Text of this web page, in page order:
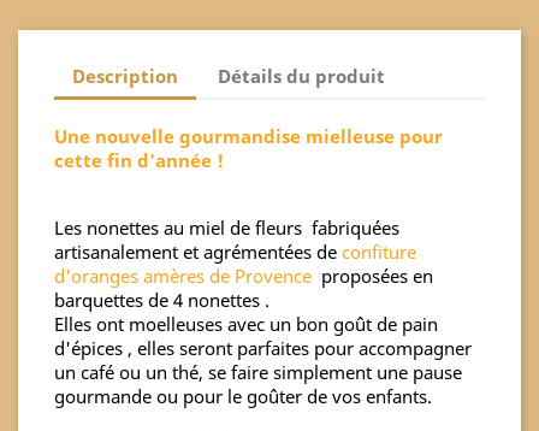
Description Détails du produit
Une nouvelle gourmandise mielleuse pour
cette fin d'année !
Les nonettes au miel de fleurs fabriquées
artisanalement et agrémentées de confiture
d'oranges amères de Provence proposées en
barquettes de 4 nonettes .
Elles ont moelleuses avec un bon goût de pain
d'épices , elles seront parfaites pour accompagner
un café ou un thé, se faire simplement une pause
gourmande ou pour le goûter de vos enfants.